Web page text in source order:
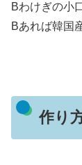
Bわけぎの小
Bあれば韓国
作り